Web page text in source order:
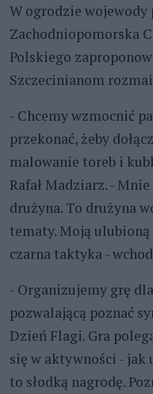
W ogrodzie
Zachodniopomorska
Polskiego
Szczecinianom
- Chcemy wzmocnić
przekonać, żeby
malowanie toreb i
Rafał Madziarz. -
drużyna. To drużyna
tematy. Moją
czarna taktyka -
- Organizujemy grę
pozwalającą poznać
Dzień Flagi. Gra
się w aktywności - jak
to słodką nagrodę.